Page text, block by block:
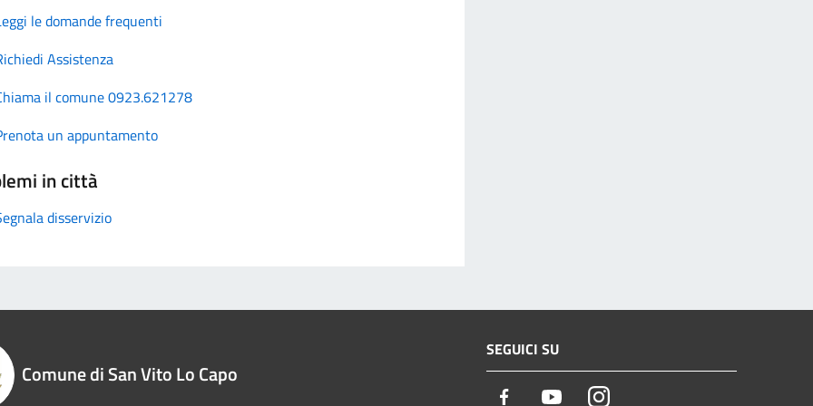
le domande frequenti
Assistenza
il comune 0923.621278
un appuntamento
in città
disservizio
Comune di San Vito Lo Capo
SEGUICI SU
Facebook YoutubeInstagram